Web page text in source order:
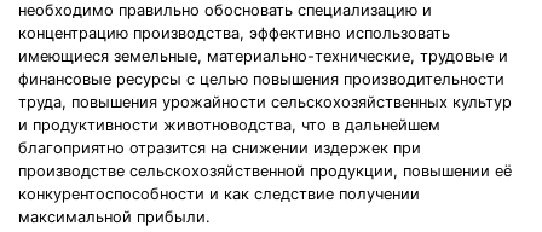
необходимо правильно обосновать специализацию и
концентрацию производства, эффективно использовать
имеющиеся земельные, материально-технические, трудовые и
финансовые ресурсы с целью повышения производительности
труда, повышения урожайности сельскохозяйственных культур
и продуктивности животноводства, что в дальнейшем
благоприятно отразится на снижении издержек при
производстве сельскохозяйственной продукции, повышении её
конкурентоспособности и как следствие получении
максимальной прибыли.